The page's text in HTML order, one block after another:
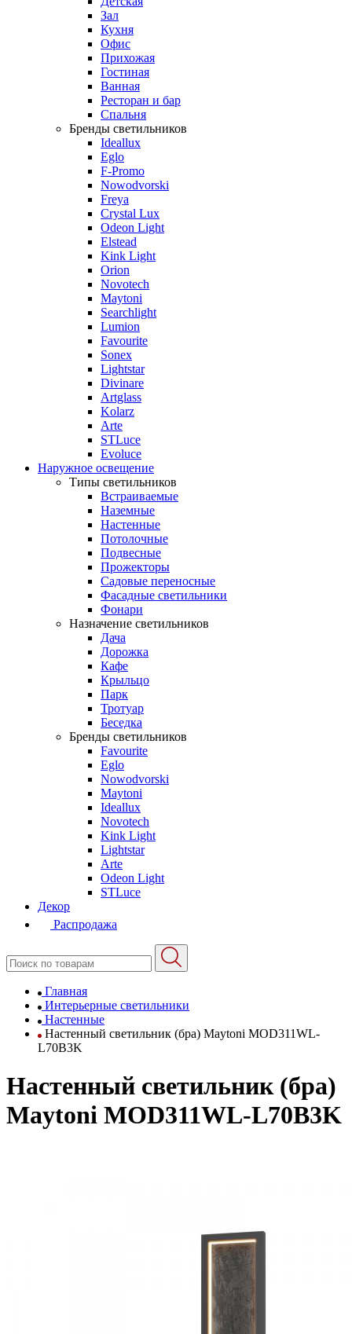
Зал
Кухня
Офис
Прихожая
Гостиная
Ванная
Ресторан и бар
Спальня
Бренды светильников
Ideallux
Eglo
F-Promo
Nowodvorski
Freya
Crystal Lux
Odeon Light
Elstead
Kink Light
Orion
Novotech
Maytoni
Searchlight
Lumion
Favourite
Sonex
Lightstar
Divinare
Artglass
Kolarz
Arte
STLuce
Evoluce
Наружное освещение
Типы светильников
Встраиваемые
Наземные
Настенные
Потолочные
Подвесные
Прожекторы
Садовые переносные
Фасадные светильники
Фонари
Назначение светильников
Дача
Дорожка
Кафе
Крыльцо
Парк
Тротуар
Беседка
Бренды светильников
Favourite
Eglo
Nowodvorski
Maytoni
Ideallux
Novotech
Kink Light
Lightstar
Arte
Odeon Light
STLuce
Декор
Распродажа
Главная
Интерьерные светильники
Настенные
Настенный светильник (бра) Maytoni MOD311WL-
L70B3K
Настенный светильник (бра)
Maytoni MOD311WL-L70B3K